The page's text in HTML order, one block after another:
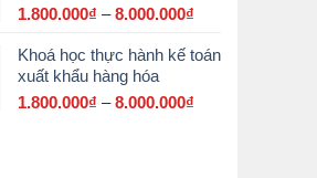
đến
1.800.000₫ – 8.000.000₫
từ
Khoá học thực hành kế toán
xuất khẩu hàng hóa
1.800.000₫ – 8.000.000₫